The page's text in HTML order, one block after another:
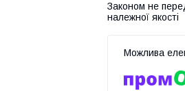
Законом не
належної якості